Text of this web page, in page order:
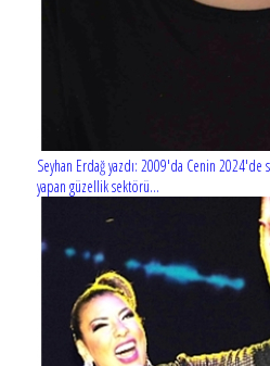
Seyhan Erdağ yazdı: 2009'da Cenin
yapan güzellik sektörü...